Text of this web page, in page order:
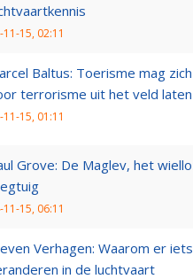
11-15, 02:11
Baltus: Toerisme mag
terrorisme uit het veld laten
11-15, 01:11
Grove: De Maglev, het
11-15, 06:11
Verhagen: Waarom er
in de luchtvaart